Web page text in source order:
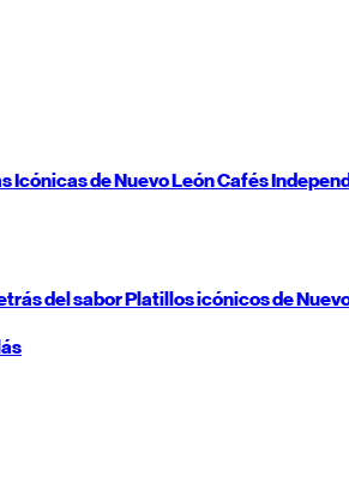
Icónicas deNuevo LeónCafés
del saborPlatillos icónicos de